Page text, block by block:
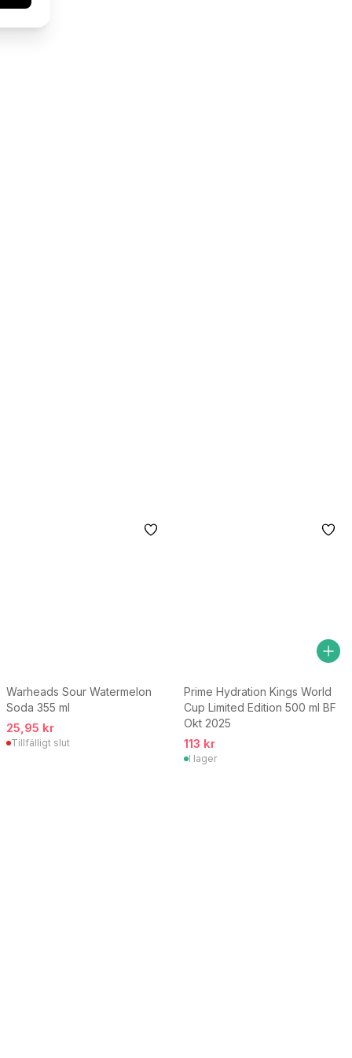
Warheads Sour Watermelon
Soda 355 ml
25,95 kr
Tillfälligt slut
Prime Hydration Kings World
Cup Limited Edition 500 ml BF
Okt 2025
113 kr
I lager